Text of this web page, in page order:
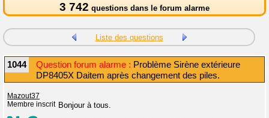
3 742 questions dans le forum alarme
Liste des questions
1044 Question forum alarme : Problème Sirène extérieure
DP8405X Daitem après changement des piles.
Mazout37
Membre inscrit Bonjour à tous.